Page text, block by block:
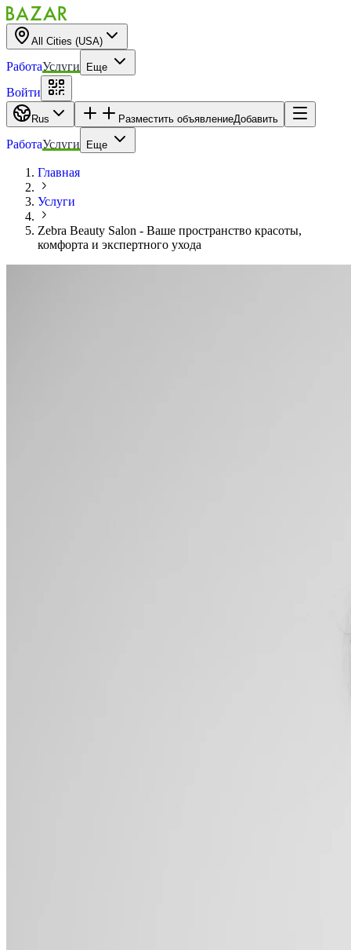
All Cities (USA)
РаботаУслуги Еще
Войти
Rus Разместить объявлениеДобавить
РаботаУслуги Еще
Главная
Услуги
Zebra Beauty Salon - Ваше пространство красоты,
комфорта и экспертного ухода